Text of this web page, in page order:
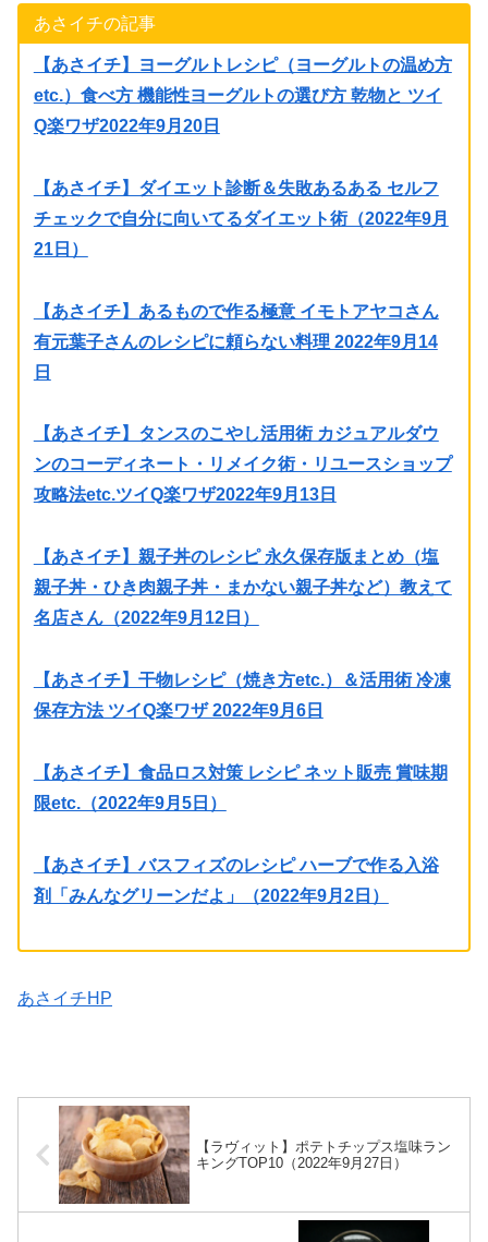
あさイチの記事
【あさイチ】ヨーグルトレシピ（ヨーグルトの温め方
etc.）食べ方 機能性ヨーグルトの選び方 乾物と ツイ
Q楽ワザ2022年9月20日
【あさイチ】ダイエット診断＆失敗あるある セルフ
チェックで自分に向いてるダイエット術（2022年9月
21日）
【あさイチ】あるもので作る極意 イモトアヤコさん
有元葉子さんのレシピに頼らない料理 2022年9月14
日
【あさイチ】タンスのこやし活用術 カジュアルダウ
ンのコーディネート・リメイク術・リユースショップ
攻略法etc.ツイQ楽ワザ2022年9月13日
【あさイチ】親子丼のレシピ 永久保存版まとめ（塩
親子丼・ひき肉親子丼・まかない親子丼など）教えて
名店さん（2022年9月12日）
【あさイチ】干物レシピ（焼き方etc.）＆活用術 冷凍
保存方法 ツイQ楽ワザ 2022年9月6日
【あさイチ】食品ロス対策 レシピ ネット販売 賞味期
限etc.（2022年9月5日）
【あさイチ】バスフィズのレシピ ハーブで作る入浴
剤「みんなグリーンだよ」（2022年9月2日）
あさイチHP
【ラヴィット】ポテトチップス塩味ラン
キングTOP10（2022年9月27日）